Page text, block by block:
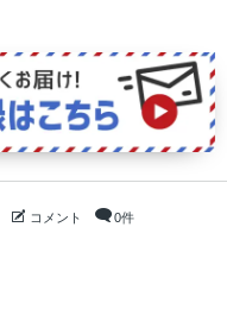
コメント 0件